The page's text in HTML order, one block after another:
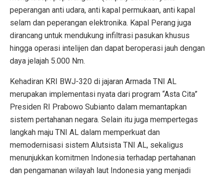
peperangan anti udara, anti kapal permukaan, anti kapal
selam dan peperangan elektronika. Kapal Perang juga
dirancang untuk mendukung infiltrasi pasukan khusus
hingga operasi intelijen dan dapat beroperasi jauh dengan
daya jelajah 5.000 Nm.
Kehadiran KRI BWJ-320 di jajaran Armada TNI AL
merupakan implementasi nyata dari program “Asta Cita”
Presiden RI Prabowo Subianto dalam memantapkan
sistem pertahanan negara. Selain itu juga mempertegas
langkah maju TNI AL dalam memperkuat dan
memodernisasi sistem Alutsista TNI AL, sekaligus
menunjukkan komitmen Indonesia terhadap pertahanan
dan pengamanan wilayah laut Indonesia yang menjadi